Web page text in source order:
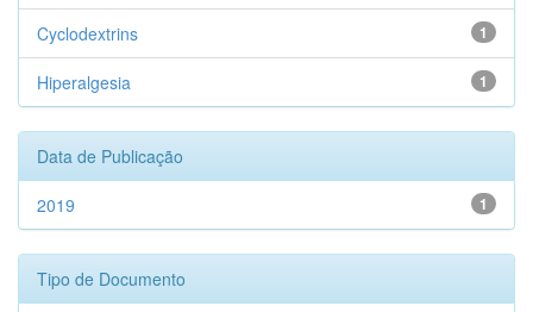
1
Cyclodextrins
1
Hiperalgesia
Data de Publicação
1
2019
Tipo de Documento